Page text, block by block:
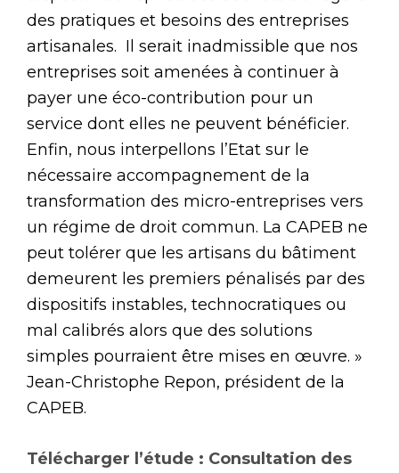
des pratiques et besoins des entreprises
artisanales. Il serait inadmissible que nos
entreprises soit amenées à continuer à
payer une éco-contribution pour un
service dont elles ne peuvent bénéficier.
Enfin, nous interpellons l’Etat sur le
nécessaire accompagnement de la
transformation des micro-entreprises vers
un régime de droit commun. La CAPEB ne
peut tolérer que les artisans du bâtiment
demeurent les premiers pénalisés par des
dispositifs instables, technocratiques ou
mal calibrés alors que des solutions
simples pourraient être mises en œuvre. »
Jean-Christophe Repon, président de la
CAPEB.
Télécharger l’étude : Consultation des